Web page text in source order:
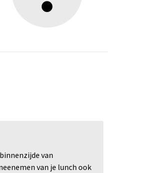
van
van je lunch ook